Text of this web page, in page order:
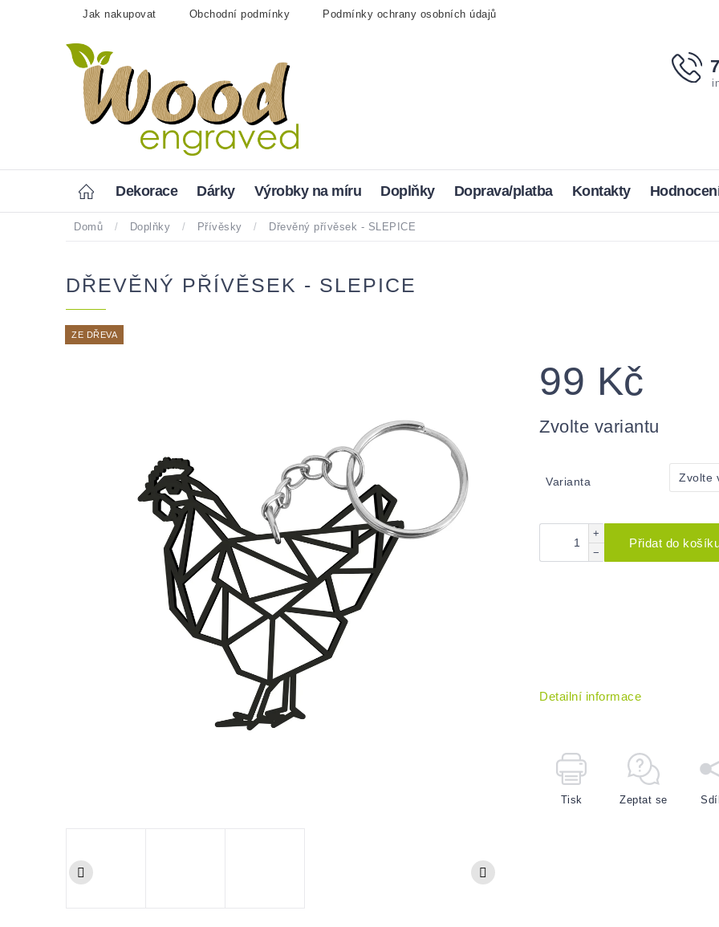
Jak nakupovat Obchodní podmínky Podmínky ochrany osobních údajů
Home Dekorace Dárky Výrobky na míru Doplňky Doprava/platba Kontakty
Domů / Doplňky / Přívěsky / Dřevěný přívěsek - SLEPICE
DŘEVĚNÝ PŘÍVĚSEK - SLEPICE
ZE DŘEVA
99 Kč
cena:
Zvolte variantu
Varianta
+
−
Přidat do
Detailní informace
Tisk Zeptat se